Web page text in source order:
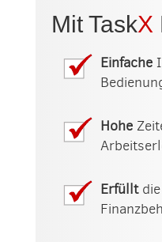
Mit TaskX
Einfache
Hohe
Erfülltdie